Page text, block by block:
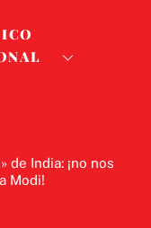
de India: ¡no nos
Modi!